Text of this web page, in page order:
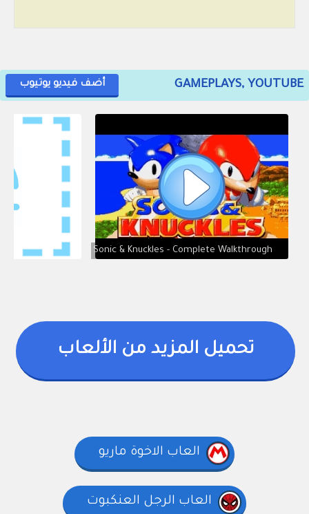
GAMEPLAYS, YOUTUBE أضف فيديو يوتيوب
Sonic & Knuckles - Complete Walkthrough
تحميل المزيد من الألعاب
العاب الاخوة ماريو
العاب الرجل العنكبوت